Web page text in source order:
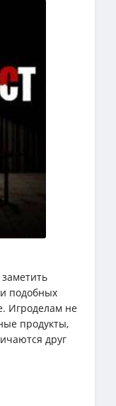
подобных
Игроделам не
продукты,
друг